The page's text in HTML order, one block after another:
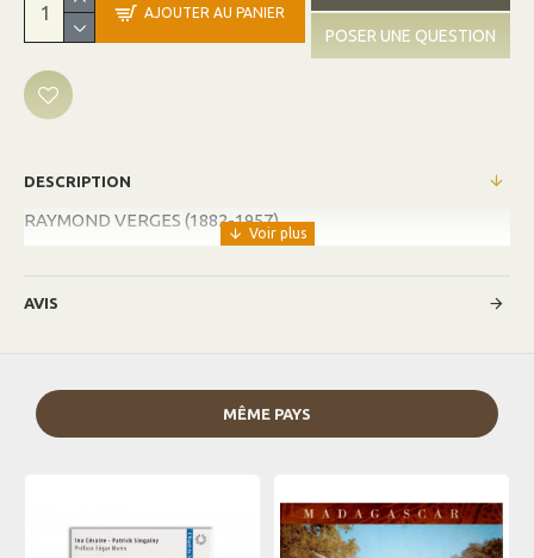
AJOUTER AU PANIER
POSER UNE QUESTION
DESCRIPTION
RAYMOND VERGES (1882-1957)
AVIS
MÊME PAYS